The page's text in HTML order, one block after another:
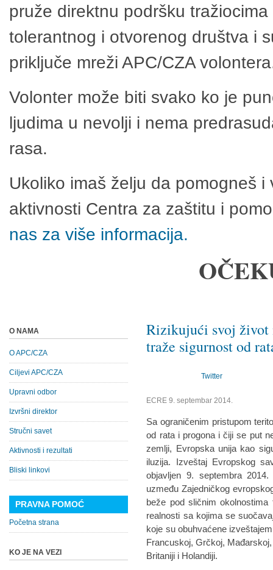
pruže direktnu podršku
tolerantnog i otvorenog društva i
priključe mreži APC/CZA
Volonter može biti svako ko je
ljudima u nevolji i nema
rasa.
Ukoliko imaš želju da pomogneš
aktivnosti Centra za zaštitu i
nas za više informacija.
Rizikujući svoj život
traže sigurnost od
Twitter
ECRE 9. septembar 2014.
Sa ograničenim pristupom
od rata i progona i čiji se put
zemlji, Evropska unija kao
iluzija. Izveštaj Evropskog
objavljen 9. septembra
uzmeđu Zajedničkog
beže pod sličnim
realnosti sa kojima se
koje su obuhvaćene
Francuskoj, Grčkoj,
Britaniji i Holandiji.
O NAMA
O APC/CZA
Ciljevi APC/CZA
Upravni odbor
Izvršni direktor
Stručni savet
Aktivnosti i rezultati
Bliski linkovi
PRAVNA POMOĆ
Početna strana
KO JE NA VEZI